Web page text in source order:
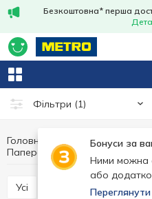
Безкоштовна* перша
Фільтри (1)
Бонуси за
Ними можна
або
Переглянути
Головна Товари для дому
Паперові рушники
Усі Паперові рушники